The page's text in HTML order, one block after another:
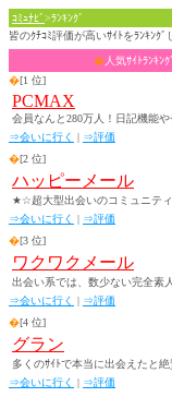
ｺﾐｭﾅﾋﾞ>ﾗﾝｷﾝｸﾞ
皆のｸﾁｺﾐ評価が高いｻｲﾄをﾗﾝｷﾝｸﾞ
�人気ｻｲﾄﾗﾝｷﾝｸﾞ
�[1 位]
PCMAX
会員なんと280万人！日記機能や
⇒会いに行く | ⇒評価
�[2 位]
ハッピーメール
★☆超大型出会いのコミュニテ
⇒会いに行く | ⇒評価
�[3 位]
ワクワクメール
出会い系では、数少ない完全素
⇒会いに行く | ⇒評価
�[4 位]
グラン
多くのｻｲﾄで本当に出会えたと絶
⇒会いに行く | ⇒評価